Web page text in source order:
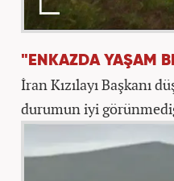
"ENKAZDA YAŞAM
İran Kızılayı Başkanı
durumun iyi